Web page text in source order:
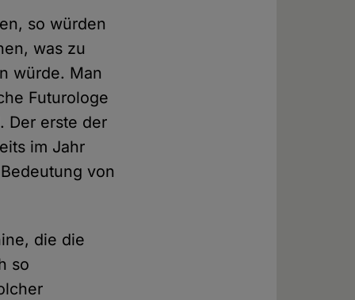
so würden
was zu
würde. Man
Futurologe
Der erste der
im Jahr
von
die die
so